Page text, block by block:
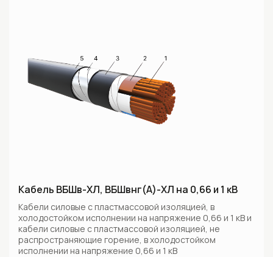
Кабель ВБШв-ХЛ, ВБШвнг(А)-ХЛ на 0,66 и 1 кВ
Кабели силовые с пластмассовой изоляцией, в
холодостойком исполнении на напряжение 0,66 и 1 кВ и
кабели силовые с пластмассовой изоляцией, не
распространяющие горение, в холодостойком
исполнении на напряжение 0,66 и 1 кВ